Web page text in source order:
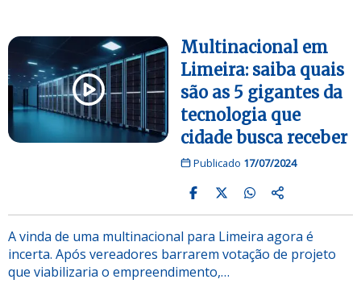
Multinacional em
Limeira: saiba quais
são as 5 gigantes da
tecnologia que
cidade busca receber
Publicado 17/07/2024
A vinda de uma multinacional para Limeira agora é
incerta. Após vereadores barrarem votação de projeto
que viabilizaria o empreendimento,…